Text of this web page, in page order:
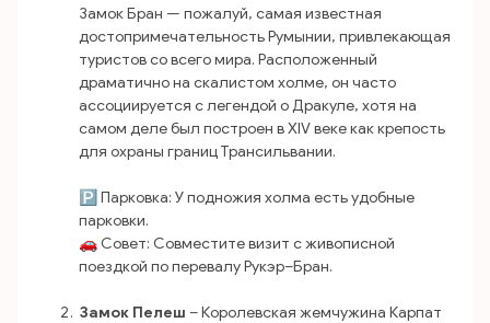
Замок Бран — пожалуй, самая известная
достопримечательность Румынии, привлекающая
туристов со всего мира. Расположенный
драматично на скалистом холме, он часто
ассоциируется с легендой о Дракуле, хотя на
самом деле был построен в XIV веке как крепость
для охраны границ Трансильвании.
🅿️ Парковка: У подножия холма есть удобные
парковки.
🚗 Совет: Совместите визит с живописной
поездкой по перевалу Рукэр–Бран.
Замок Пелеш – Королевская жемчужина Карпат